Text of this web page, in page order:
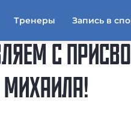
Тренеры Запись в
С
МИХАИЛА!